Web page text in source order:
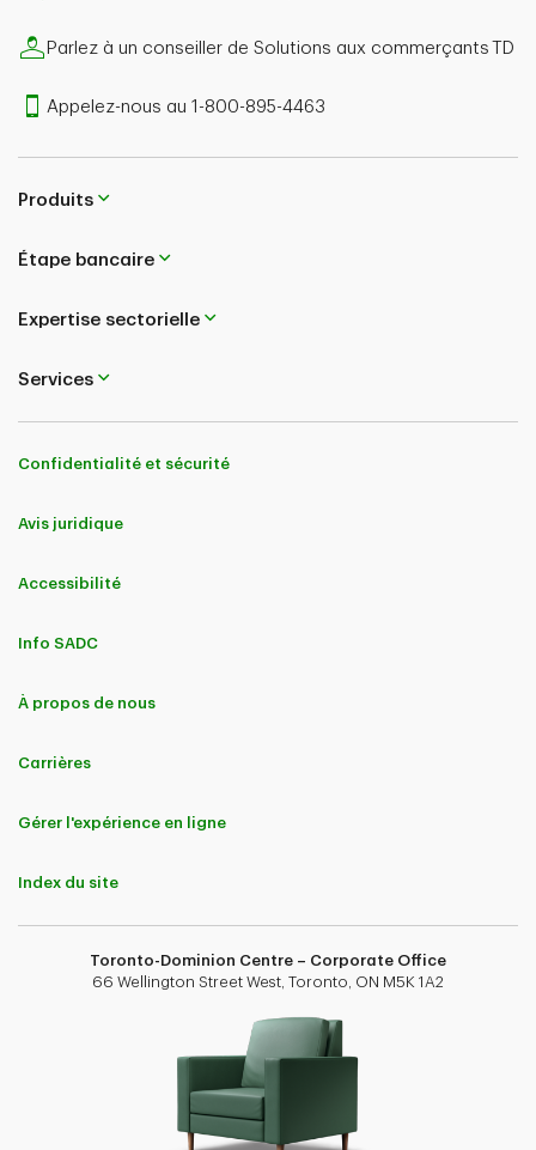
Parlez à un conseiller de Solutions aux commerçants TD
Appelez-nous au 1-800-895-4463
Produits
Étape bancaire
Expertise sectorielle
Services
Confidentialité et sécurité
Avis juridique
Accessibilité
Info SADC
À propos de nous
Carrières
Gérer l'expérience en ligne
Index du site
Toronto-Dominion Centre – Corporate Office
66 Wellington Street West, Toronto, ON M5K 1A2